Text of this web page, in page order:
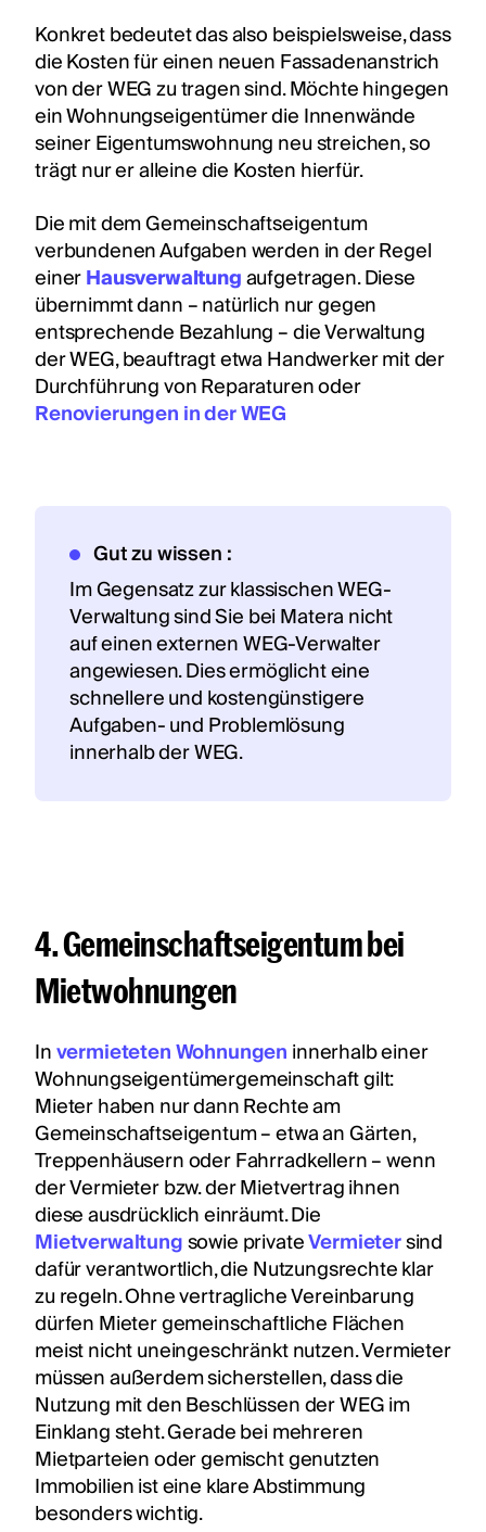
Konkret bedeutet das also beispielsweise, dass
die Kosten für einen neuen Fassadenanstrich
von der WEG zu tragen sind. Möchte hingegen
ein Wohnungseigentümer die Innenwände
seiner Eigentumswohnung neu streichen, so
trägt nur er alleine die Kosten hierfür.
Die mit dem Gemeinschaftseigentum
verbundenen Aufgaben werden in der Regel
einerHausverwaltungaufgetragen. Diese
übernimmt dann – natürlich nur gegen
entsprechende Bezahlung – die Verwaltung
der WEG, beauftragt etwa Handwerker mit der
Durchführung von Reparaturen oder
Renovierungen in der WEG
Gut zu wissen :
Im Gegensatz zur klassischen WEG-
Verwaltung sind Sie bei Matera nicht
auf einen externen WEG-Verwalter
angewiesen. Dies ermöglicht eine
schnellere und kostengünstigere
Aufgaben- und Problemlösung
innerhalb der WEG.
4. Gemeinschaftseigentum bei
Mietwohnungen
Invermieteten Wohnungeninnerhalb einer
Wohnungseigentümergemeinschaft gilt:
Mieter haben nur dann Rechte am
Gemeinschaftseigentum – etwa an Gärten,
Treppenhäusern oder Fahrradkellern – wenn
der Vermieter bzw. der Mietvertrag ihnen
diese ausdrücklich einräumt. Die
Mietverwaltungsowie privateVermietersind
dafür verantwortlich, die Nutzungsrechte klar
zu regeln. Ohne vertragliche Vereinbarung
dürfen Mieter gemeinschaftliche Flächen
meist nicht uneingeschränkt nutzen. Vermieter
müssen außerdem sicherstellen, dass die
Nutzung mit den Beschlüssen der WEG im
Einklang steht. Gerade bei mehreren
Mietparteien oder gemischt genutzten
Immobilien ist eine klare Abstimmung
besonders wichtig.